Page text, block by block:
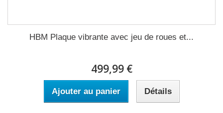
HBM Plaque vibrante avec jeu de roues et...
499,99 €
Ajouter au panier Détails